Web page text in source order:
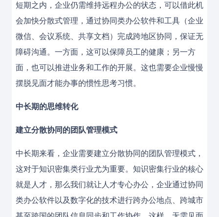
短期之内，企业仍需维持远程办公的状态，可以借此机
会加快分散式管理，通过协同类办公软件和工具（企业
微信、会议系统、共享文档）完成跨地区协同，保证无
障碍沟通。一方面，这可以保障员工的健康；另一方
面，也可以推进业务和工作的开展。这也需要企业慢慢
摆脱见面才能办事的惯性思考习惯。
中长期的思维转化
建立分散协同的团队管理模式
中长期来看，企业需要建立分散协同的团队管理模式，
这对于知识密集类行业尤为重要。知识密集行业的核心
就是人才，那么我们就让人才专心办公，企业通过协同
类办公软件以及数字化的技术进行跨办公地点、跨城市